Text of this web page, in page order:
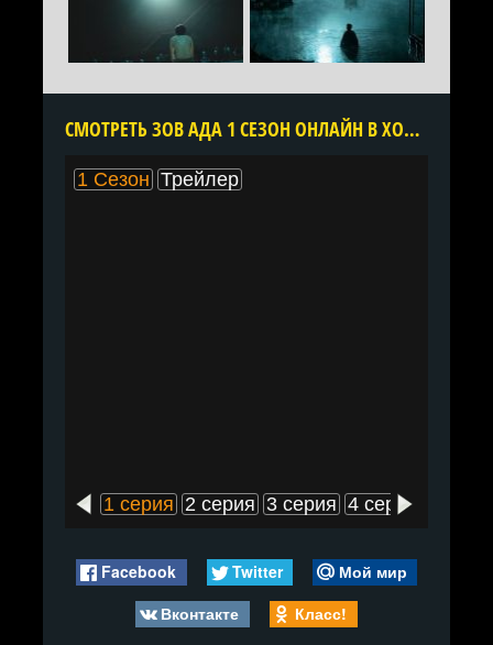
CМОТРЕТЬ ЗОВ АДА 1 СЕЗОН ОНЛАЙН В ХОРОШЕМ КАЧЕСТВЕ ВСЕ СЕРИИ ПОДРЯД БЕСПЛАТНО
1 Сезон Трейлер
1 серия 2 серия 3 серия 4 серия
Facebook Twitter
Мой мир
Вконтакте
Класс!